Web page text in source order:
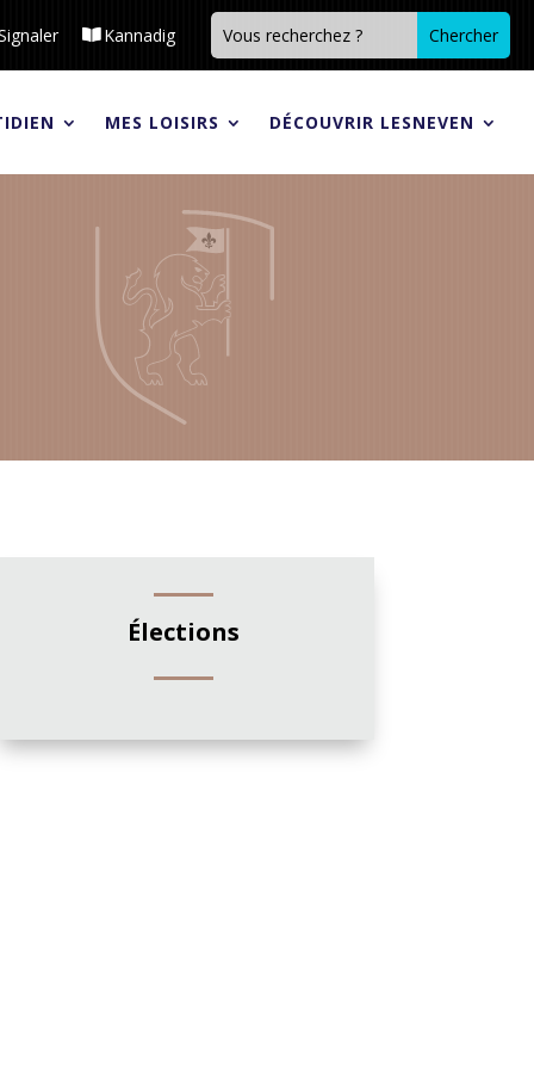
Kannadig
MES LOISIRS DÉCOUVRIR LESNEVEN
Élections